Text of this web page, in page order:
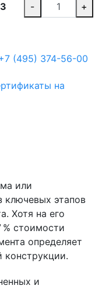
- +
(495) 374-56-00
на
или
ключевых этапов
Хотя на его
стоимости
определяет
и